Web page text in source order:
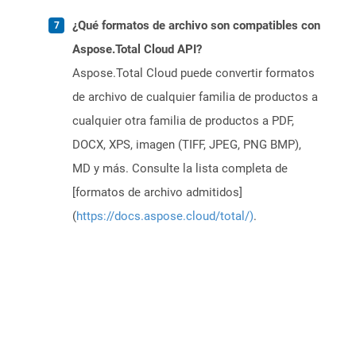
¿Qué formatos de archivo son compatibles con
Aspose.Total Cloud API?
Aspose.Total Cloud puede convertir formatos
de archivo de cualquier familia de productos a
cualquier otra familia de productos a PDF,
DOCX, XPS, imagen (TIFF, JPEG, PNG BMP),
MD y más. Consulte la lista completa de
[formatos de archivo admitidos]
(https://docs.aspose.cloud/total/).